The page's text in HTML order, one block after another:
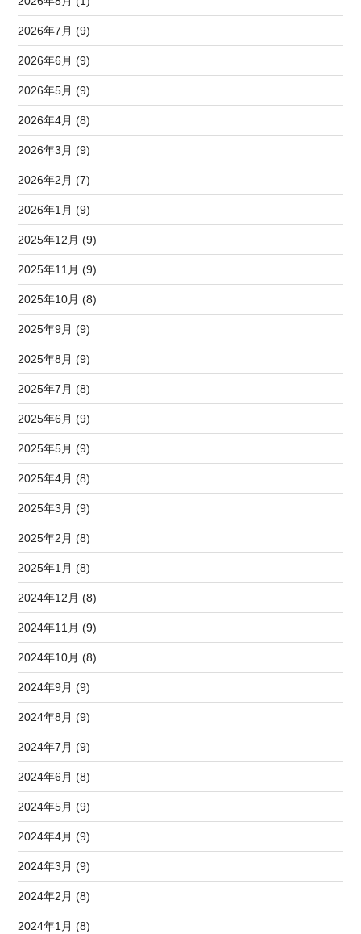
2026年7月 (9)
2026年6月 (9)
2026年5月 (9)
2026年4月 (8)
2026年3月 (9)
2026年2月 (7)
2026年1月 (9)
2025年12月 (9)
2025年11月 (9)
2025年10月 (8)
2025年9月 (9)
2025年8月 (9)
2025年7月 (8)
2025年6月 (9)
2025年5月 (9)
2025年4月 (8)
2025年3月 (9)
2025年2月 (8)
2025年1月 (8)
2024年12月 (8)
2024年11月 (9)
2024年10月 (8)
2024年9月 (9)
2024年8月 (9)
2024年7月 (9)
2024年6月 (8)
2024年5月 (9)
2024年4月 (9)
2024年3月 (9)
2024年2月 (8)
2024年1月 (8)